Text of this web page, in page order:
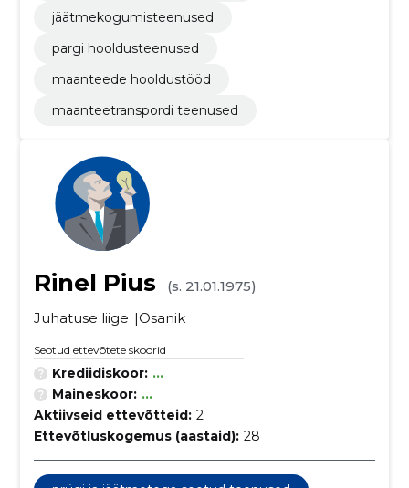
jäätmekogumisteenused
pargi hooldusteenused
maanteede hooldustööd
maanteetranspordi teenused
Rinel Pius
(s. 21.01.1975)
Juhatuse liige
Osanik
Seotud ettevõtete skoorid
Krediidiskoor: ...
Maineskoor: ...
Aktiivseid ettevõtteid: 2
Ettevõtluskogemus (aastaid): 28